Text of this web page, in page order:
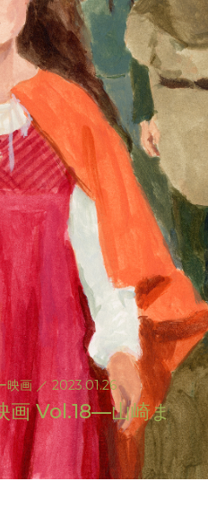
映画／2023.01.26
画 Vol.18—山崎ま